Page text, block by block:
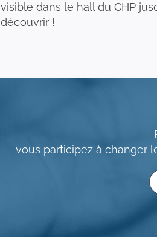
visible dans le hall du CHP
découvrir !
vous participez à changer